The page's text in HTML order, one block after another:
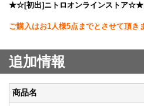
★☆[初出]ニトロオンラインストア☆★
ご購入はお1人様5点までとさせて頂き
追加情報
商品名